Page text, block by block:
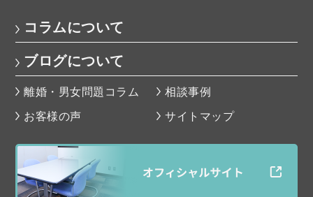
コラムについて
ブログについて
離婚・男女問題コラム
相談事例
お客様の声
サイトマップ